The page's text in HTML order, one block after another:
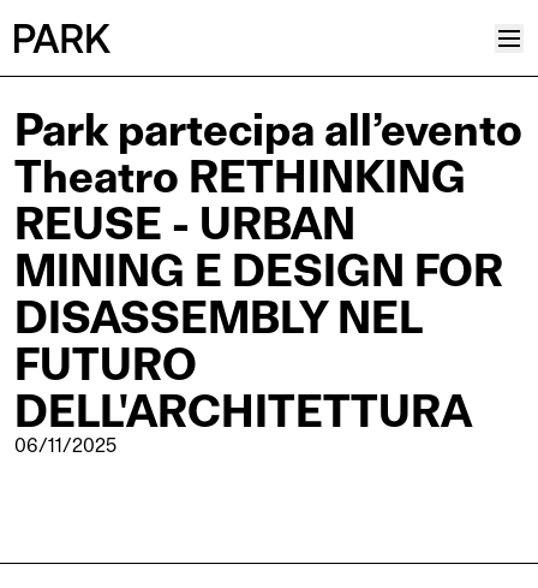
Progetti
Plus
Hub
Reinventing Heritage
Collettivo
News
Editoriali
Career
Contatti
Park partecipa all’evento
Theatro RETHINKING
REUSE - URBAN
MINING E DESIGN FOR
DISASSEMBLY NEL
FUTURO
DELL'ARCHITETTURA
06/11/2025